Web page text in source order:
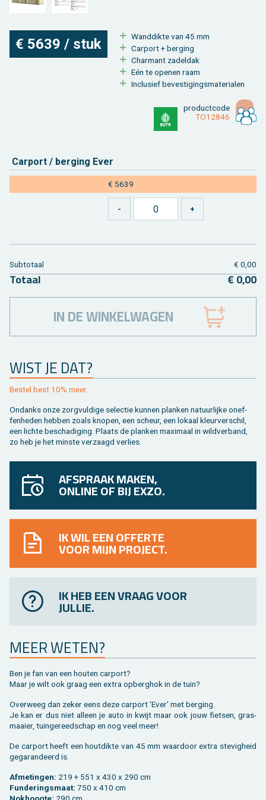
€ 5639 / stuk
Wand­dik­te van 45 mm
Car­port + ber­ging
Char­mant za­del­dak
Eén te ope­nen raam
In­clu­sief be­ves­ti­gings­ma­te­ri­a­len
product­code
TO12846
Car­port / ber­ging Ever
€ 5639
WIST JE DAT?
Be­stel best 10% meer.
On­danks onze zorg­vul­di­ge se­lec­tie kun­nen plan­ken na­tuur­lij­ke on­ef­
fen­he­den heb­ben zoals kno­pen, een scheur, een lo­kaal kleur­ver­schil,
een lich­te be­scha­di­ging. Plaats de plan­ken maxi­maal in wild­ver­band,
zo heb je het min­ste ver­zaagd ver­lies.
Sub­to­taal € 0,00
To­taal € 0,00
IN DE WINKELWAGEN
AFSPRAAK MAKEN,
ONLINE OF BIJ EXZO.
IK WIL EEN OFFERTE
VOOR MIJN PROJECT.
IK HEB EEN VRAAG VOOR
JULLIE.
MEER WETEN?
Ben je fan van een hou­ten car­port?
Maar je wilt ook graag een extra op­berg­hok in de tuin?
Over­weeg dan zeker eens deze car­port 'Ever' met ber­ging.
Je kan er dus niet al­leen je auto in kwijt maar ook jouw fiet­sen, gras­
maai­er, tuin­ge­reed­schap en nog veel meer!
De car­port heeft een hout­dik­te van 45 mm waar­door extra ste­vig­heid
ge­ga­ran­deerd is.
Af­me­tin­gen: 219 + 551 x 430 x 290 cm
Fun­de­rings­maat: 750 x 410 cm